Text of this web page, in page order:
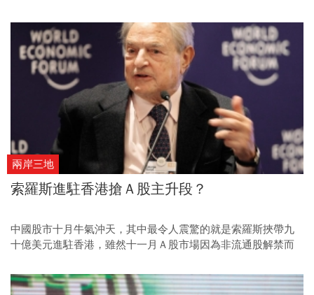
時機，短線鎖定價值被低估的權值股，長線則布局明年大行
情。
兩岸三地
索羅斯進駐香港搶Ａ股主升段？
中國股市十月牛氣沖天，其中最令人震驚的就是索羅斯挾帶九
十億美元進駐香港，雖然十一月Ａ股市場因為非流通股解禁而
更高的上漲動力。